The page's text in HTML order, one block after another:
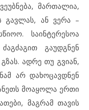
მართალია,
გავლას, ან ვერა –
საინტერესოა
გაუდგნენ
ადრე თუ გვიან,
არ დახოცავდნენ
მოაყოლა ერთი
მაგრამ თავის